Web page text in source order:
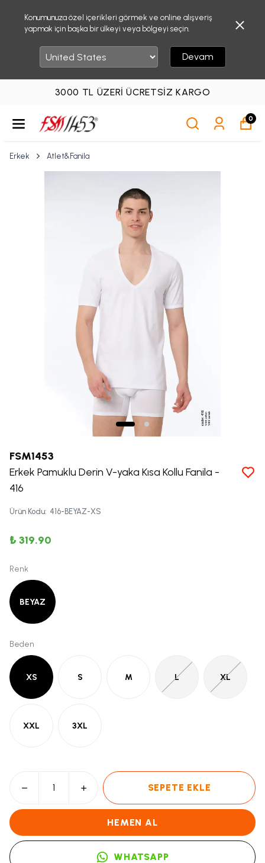
Konumunuza özel içerikleri görmek ve online alışveriş
yapmak için başka bir ülkeyi veya bölgeyi seçin.
Devam
3000 TL ÜZERI ÜCRETSIZ KARGO
0
Erkek Atlet&Fanila
FSM1453
Erkek Pamuklu Derin V-yaka Kısa Kollu Fanila -
416
Ürün Kodu: 416-BEYAZ-XS
₺ 319.90
Renk
BEYAZ
Beden
XS S M L XL
XXL 3XL
SEPETE EKLE
HEMEN AL
WHATSAPP